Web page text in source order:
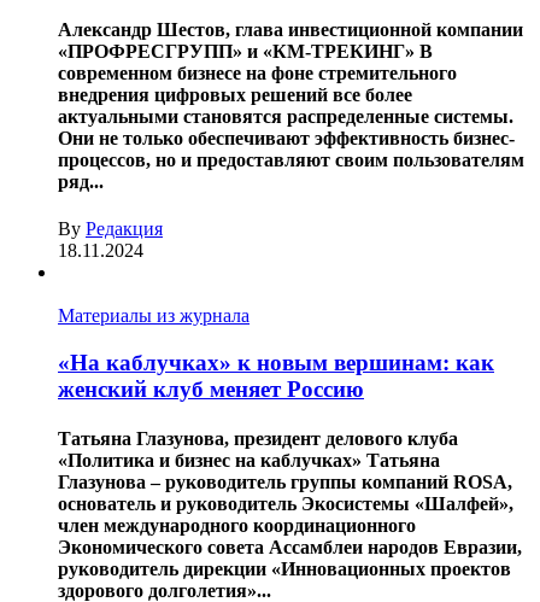
Александр Шестов, глава инвестиционной компании
«ПРОФРЕСГРУПП» и «КМ-ТРЕКИНГ» В
современном бизнесе на фоне стремительного
внедрения цифровых решений все более
актуальными становятся распределенные системы.
Они не только обеспечивают эффективность бизнес-
процессов, но и предоставляют своим пользователям
ряд...
By Редакция
18.11.2024
Материалы из журнала
«На каблучках» к новым вершинам: как
женский клуб меняет Россию
Татьяна Глазунова, президент делового клуба
«Политика и бизнес на каблучках» Татьяна
Глазунова – руководитель группы компаний ROSA,
основатель и руководитель Экосистемы «Шалфей»,
член международного координационного
Экономического совета Ассамблеи народов Евразии,
руководитель дирекции «Инновационных проектов
здорового долголетия»...